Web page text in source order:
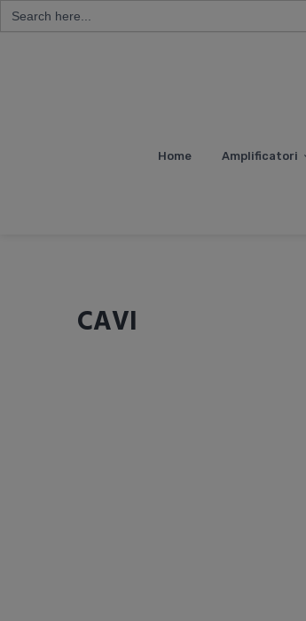
Search
for:
Home Amplificatori
CAVI